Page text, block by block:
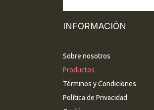
INFORMACIÓN
Sobre nosotros
Productos
Términos y Condiciones
Política de Privacidad